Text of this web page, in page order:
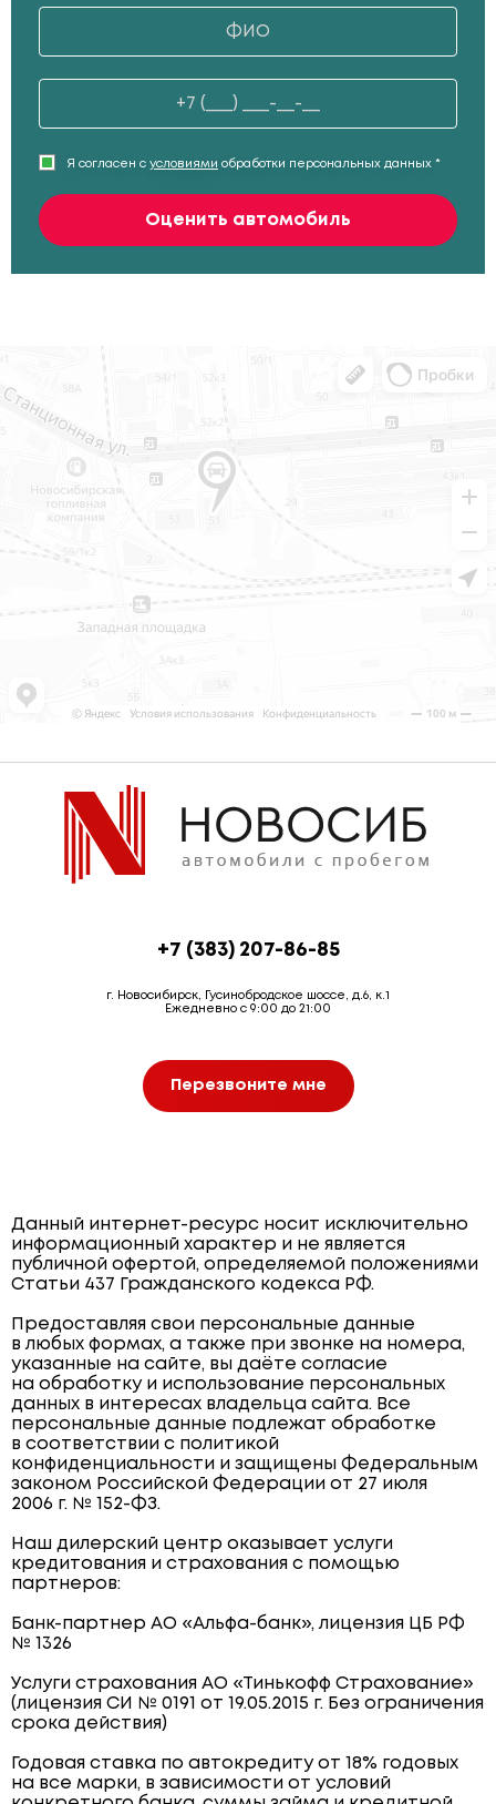
Я согласен с условиями обработки персональных данных *
Оценить автомобиль
+7 (383) 207-86-85
г. Новосибирск, Гусинобродское шоссе, д.6, к.1
Ежедневно с 9:00 до 21:00
Перезвоните мне
Данный интернет-ресурс носит исключительно
информационный характер и не является
публичной офертой, определяемой положениями
Статьи 437 Гражданского кодекса РФ.
Предоставляя свои персональные данные
в любых формах, а также при звонке на номера,
указанные на сайте, вы даёте согласие
на обработку и использование персональных
данных в интересах владельца сайта. Все
персональные данные подлежат обработке
в соответствии с политикой
конфиденциальности и защищены Федеральным
законом Российской Федерации от 27 июля
2006 г. № 152-ФЗ.
Наш дилерский центр оказывает услуги
кредитования и страхования с помощью
партнеров:
Банк-партнер АО «Альфа-банк», лицензия ЦБ РФ
№ 1326
Услуги страхования АО «Тинькофф Страхование»
(лицензия СИ № 0191 от 19.05.2015 г. Без ограничения
срока действия)
Годовая ставка по автокредиту от 18% годовых
на все марки, в зависимости от условий